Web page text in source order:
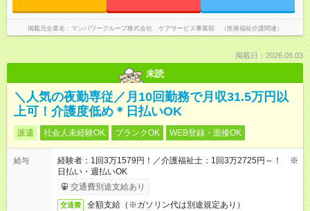
掲載元企業名 マンパワーグループ株式会社 ケアサービス事業部 （医療福祉介護関連）
掲載日：2026.08.03
未読
＼人気の夜勤専従／月10回勤務で月収31.5万円以
上可！介護度低め＊日払いOK
派遣 社会人未経験OK ブランクOK WEB登録・面接OK
給与
経験者：1回3万1579円！／介護福祉士：1回3万2725円～！ ※
日払い・週払いOK
交通費別途支給あり
交通費 全額支給（※ガソリン代は別途規定あり）